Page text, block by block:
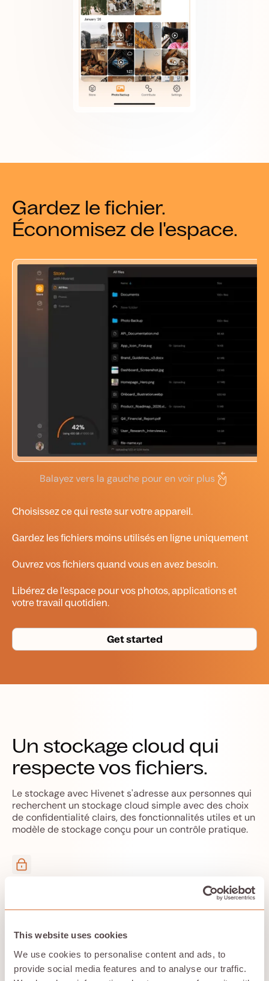
This website uses cookies
We use cookies to personalise content and ads, to
provide social media features and to analyse our traffic.
Gardez le fichier.
Économisez de l'espace.
Balayez vers la gauche pour en voir plus
Choisissez ce qui reste sur votre appareil.
Gardez les fichiers moins utilisésen ligne uniquement
Ouvrez vos fichiers quand vous en avez besoin.
Libérez de l'espace pour vos photos, applications et
votre travail quotidien.
Get started
Un stockage cloud qui
respecte vos fichiers.
Le stockage avec Hivenet s'adresse aux personnes qui
recherchent un stockage cloud simple avec des choix
de confidentialité clairs, des fonctionnalités utiles et un
modèle de stockage conçu pour un contrôle pratique.
Pas d'entraînement d'IA sur vos données
Vos fichiers et photos ne sont pas utilisés pour
Chiffrés et distribués